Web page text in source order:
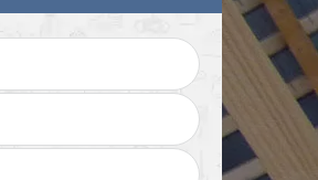
cheminée
Ramoneur 14